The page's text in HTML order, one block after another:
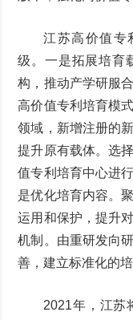
江苏高价值专
级。一是拓展培育
构，推动产学研服
高价值专利培育模
领域，新增注册的
提升原有载体。选
值专利培育中心进
是优化培育内容。
运用和保护，提升
机制。由重研发向
善，建立标准化的培
2021年，江苏